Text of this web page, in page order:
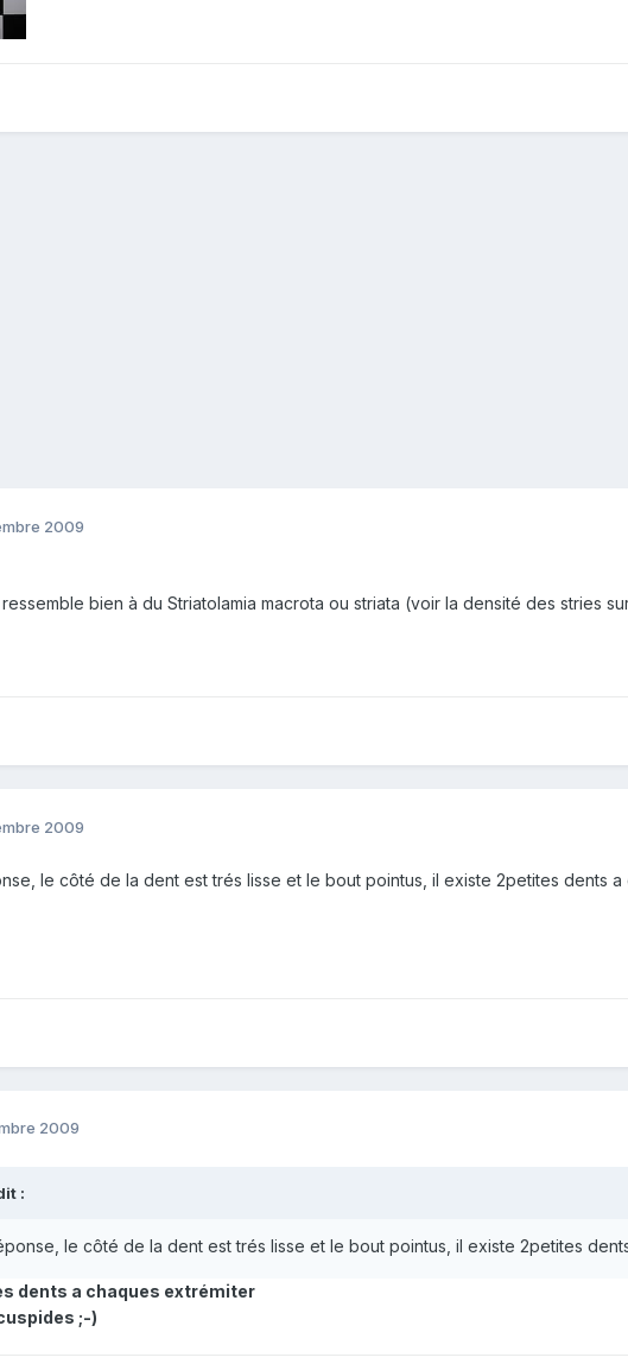
2009
bien à du Striatolamia macrota ou striata (voir la densité des stries
2009
le côté de la dent est trés lisse et le bout pointus, il existe 2petites dents
2009
:
le côté de la dent est trés lisse et le bout pointus, il existe 2petites
dents a chaques extrémiter
;-)